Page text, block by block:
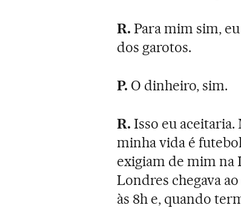
R. Para mim sim,
dos garotos.
P. O dinheiro, sim.
R. Isso eu aceitaria.
minha vida é
exigiam de mim na
Londres chegava
às 8h e, quando